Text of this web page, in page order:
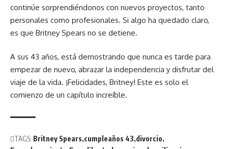
continúe sorprendiéndonos con nuevos proyectos, tanto
personales como profesionales. Si algo ha quedado claro,
es que Britney Spears no se detiene.
A sus 43 años, está demostrando que nunca es tarde para
empezar de nuevo, abrazar la independencia y disfrutar del
viaje de la vida. ¡Felicidades, Britney! Este es solo el
comienzo de un capítulo increíble.
TAGS: Britney Spears cumpleaños 43 divorcio